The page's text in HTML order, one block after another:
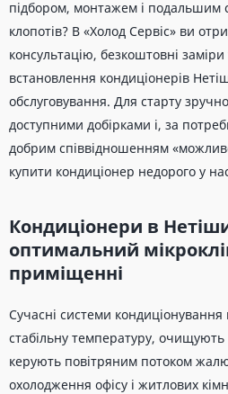
підбором, монтажем і подальшим
клопотів? В «Холод Сервіс» ви
консультацію, безкоштовні
встановлення кондиціонерів
обслуговування. Для старту
доступними добірками і, за
добрим співвідношенням
купити кондиціонер недорого у
Кондиціонери в
оптимальний
приміщенні
Сучасні системи
стабільну температуру, очищують
керують повітряним потоком
охолодження офісу і житлових